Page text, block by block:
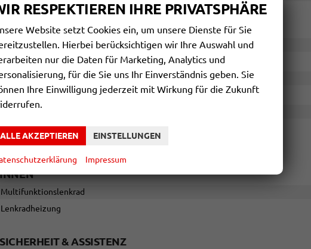
SONSTIGES
Antriebsart
Anzahl Türen
Kraftstoff: unterstützte
Leergewicht
INNEN
Multifunktionslenkrad
Lenkradheizung
SICHERHEIT & ASSISTENZ
RESPEKTIEREN IHRE PRIVATSPHÄRE
Website setzt Cookies ein, um unsere Dienste für Sie
Hierbei berücksichtigen wir Ihre Auswahl und
nur die Daten für Marketing, Analytics und
für die Sie uns Ihr Einverständnis geben. Sie
Ihre Einwilligung jederzeit mit Wirkung für die Zukunft
ALLE AKZEPTIEREN EINSTELLUNGEN
Impressum